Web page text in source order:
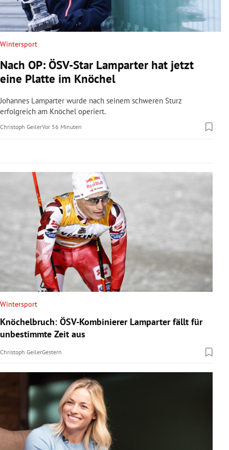
Untermenü
Untermenü
Untermenü
Untermenü
Untermenü
Wintersport
Nach OP: ÖSV-Star Lamparter hat jetzt
eine Platte im Knöchel
Johannes Lamparter wurde nach seinem schweren Sturz
erfolgreich am Knöchel operiert.
Christoph GeilerVor 56 Minuten
Wintersport
Knöchelbruch: ÖSV-Kombinierer Lamparter fällt für
unbestimmte Zeit aus
Christoph GeilerGestern